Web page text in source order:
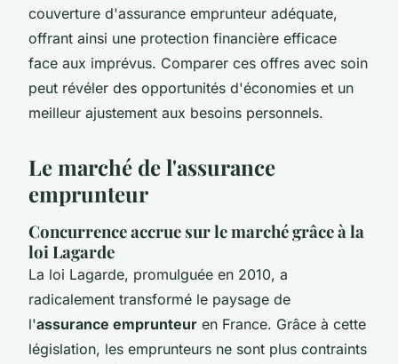
couverture d'assurance emprunteur adéquate,
offrant ainsi une protection financière efficace
face aux imprévus. Comparer ces offres avec soin
peut révéler des opportunités d'économies et un
meilleur ajustement aux besoins personnels.
Le marché de l'assurance
emprunteur
Concurrence accrue sur le marché grâce à la
loi Lagarde
La loi Lagarde, promulguée en 2010, a
radicalement transformé le paysage de
l'assurance emprunteur en France. Grâce à cette
législation, les emprunteurs ne sont plus contraints